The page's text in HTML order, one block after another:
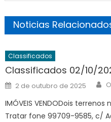
Noticias
Classificados
Classificados 02/10/
Posted
on
2 de outubro de 2025
IMÓVEIS VENDODois
Tratar fone 99709-9585, c/